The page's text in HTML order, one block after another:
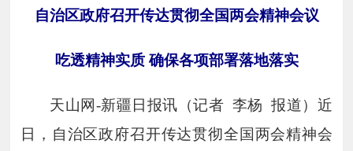
自治区政府召开传达贯彻全国两会精神会议
吃透精神实质 确保各项部署落地落实
天山网-新疆日报讯（记者 李杨 报道）近
日，自治区政府召开传达贯彻全国两会精神会